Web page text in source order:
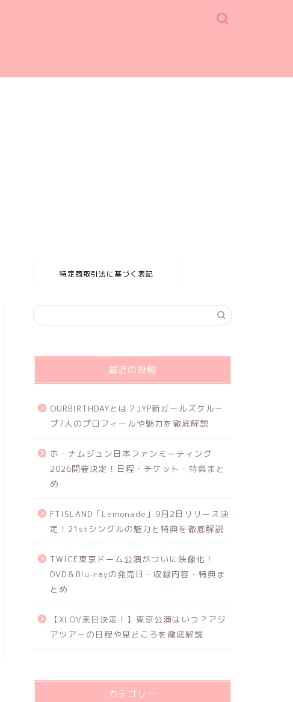
特定商取引法に基づく表記
最近の投稿
OURBIRTHDAYとは？JYP新ガールズグルー
プ7人のプロフィールや魅力を徹底解説
ホ・ナムジュン日本ファンミーティング
2026開催決定！日程・チケット・特典まと
め
FTISLAND「Lemonade」9月2日リリース決
定！21stシングルの魅力と特典を徹底解説
TWICE東京ドーム公演がついに映像化！
DVD＆Blu-rayの発売日・収録内容・特典ま
とめ
【XLOV来日決定！】東京公演はいつ？アジ
アツアーの日程や見どころを徹底解説
カテゴリー